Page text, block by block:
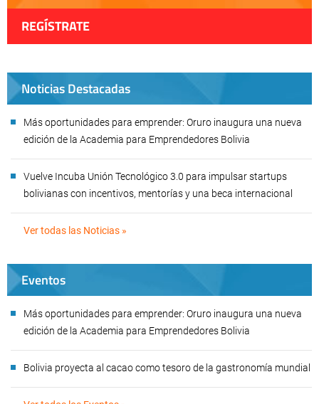
REGÍSTRATE
Noticias Destacadas
Más oportunidades para emprender: Oruro inaugura una nueva
edición de la Academia para Emprendedores Bolivia
Vuelve Incuba Unión Tecnológico 3.0 para impulsar startups
bolivianas con incentivos, mentorías y una beca internacional
Ver todas las Noticias »
Eventos
Más oportunidades para emprender: Oruro inaugura una nueva
edición de la Academia para Emprendedores Bolivia
Bolivia proyecta al cacao como tesoro de la gastronomía mundial